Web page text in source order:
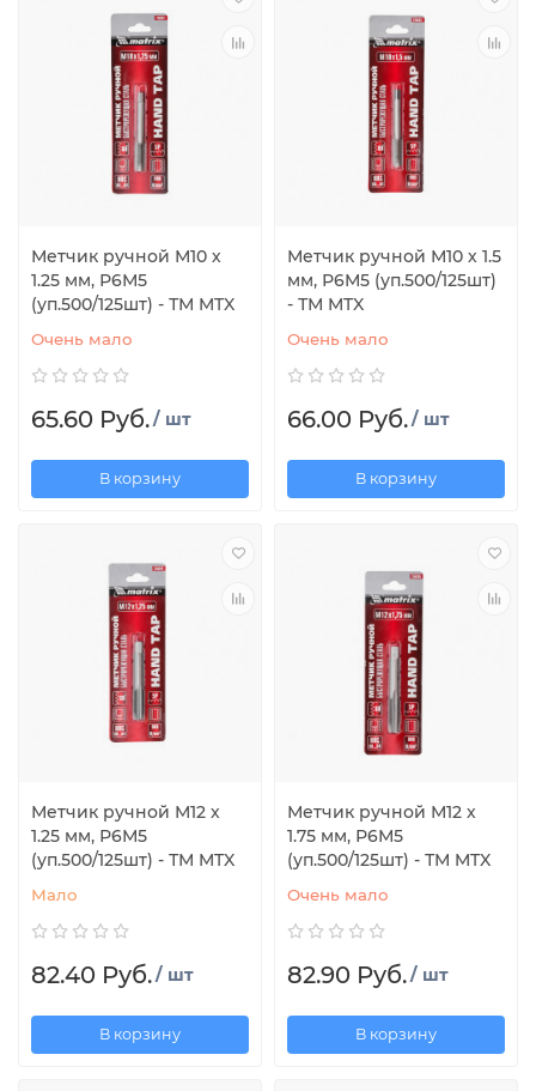
Метчик ручной М10 х
1.25 мм, Р6М5
(уп.500/125шт) - ТМ MTX
Очень мало
65.60 Руб./ шт
В корзину
Метчик ручной М10 х 1.5
мм, Р6М5 (уп.500/125шт)
- ТМ MTX
Очень мало
66.00 Руб./ шт
В корзину
Метчик ручной М12 х
1.25 мм, Р6М5
(уп.500/125шт) - ТМ MTX
Мало
82.40 Руб./ шт
В корзину
Метчик ручной М12 х
1.75 мм, Р6М5
(уп.500/125шт) - ТМ MTX
Очень мало
82.90 Руб./ шт
В корзину